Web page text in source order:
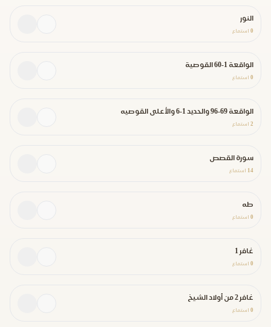
النور
0 استماع
الواقعة 1-60 القوصية
0 استماع
الواقعة 69-96 والحديد 1-6 والأعلى القوصيه
2 استماع
سورة القصص
14 استماع
طه
0 استماع
غافر 1
0 استماع
غافر 2 من أولاد الشيخ
0 استماع